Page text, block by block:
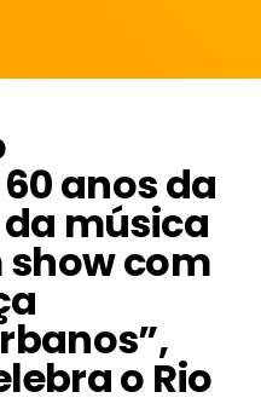
anos da
da música
com
o Rio